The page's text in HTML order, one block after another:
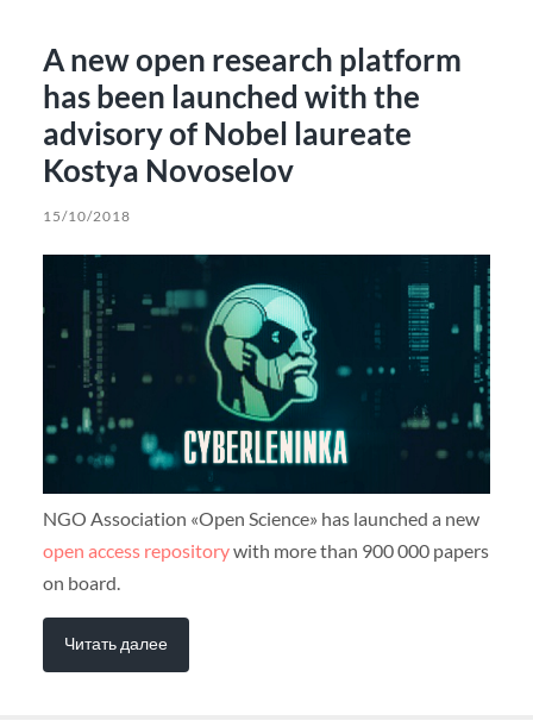
A new open research platform
has been launched with the
advisory of Nobel laureate
Kostya Novoselov
15/10/2018
NGO Association «Open Science» has launched a new
open access repositorywith more than 900 000 papers
on board.
Читать далее